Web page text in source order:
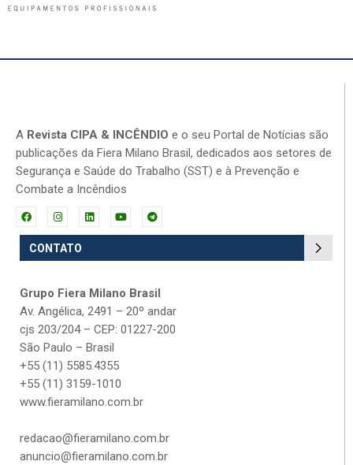
A Revista CIPA & INCÊNDIO e o seu Portal de Notícias são
publicações da Fiera Milano Brasil, dedicados aos setores de
Segurança e Saúde do Trabalho (SST) e à Prevenção e
Combate a Incêndios
CONTATO
Grupo Fiera Milano Brasil
Av. Angélica, 2491 – 20º andar
cjs 203/204 – CEP: 01227-200
São Paulo – Brasil
+55 (11) 5585.4355
+55 (11) 3159-1010
www.fieramilano.com.br
redacao@fieramilano.com.br
anuncio@fieramilano.com.br